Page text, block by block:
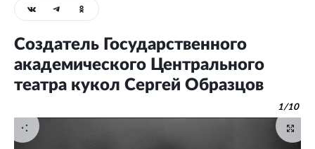
Создатель Государственного
академического Центрального
театра кукол Сергей Образцов
1/10